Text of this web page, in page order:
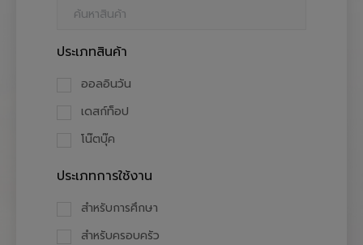
ประเภทสินค้า
ออลอินวัน
เดสก์ท็อป
โน๊ตบุ๊ค
ประเภทการใช้งาน
สำหรับการศึกษา
สำหรับครอบครัว